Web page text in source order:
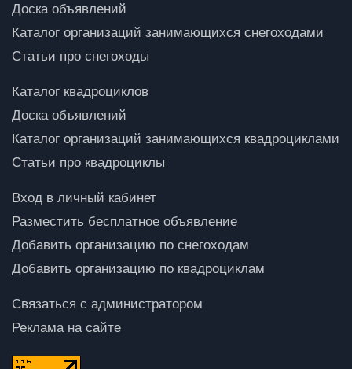
Доска объявлений
Каталог организаций занимающихся снегоходами
Статьи про снегоходы
Каталог квадроциклов
Доска объявлений
Каталог организаций занимающихся квадроциклами
Статьи про квадроциклы
Вход в личный кабинет
Разместить бесплатное объявление
Добавить организацию по снегоходам
Добавить организацию по квадроциклам
Связаться с администратором
Реклама на сайте